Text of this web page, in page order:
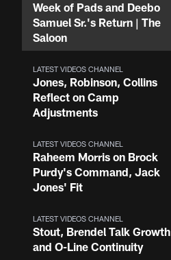
Week of Pads and Deebo
Samuel Sr.'s Return | The
Saloon
LATEST VIDEOS CHANNEL
Jones, Robinson, Collins
Reflect on Camp
Adjustments
LATEST VIDEOS CHANNEL
Raheem Morris on Brock
Purdy's Command, Jack
Jones' Fit
LATEST VIDEOS CHANNEL
Stout, Brendel Talk Growth
and O-Line Continuity